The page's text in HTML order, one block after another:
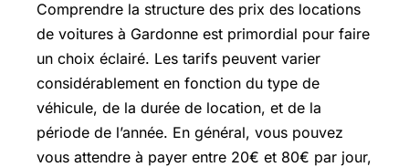
Comprendre la structure des prix des locations
de voitures à Gardonne est primordial pour faire
un choix éclairé. Les tarifs peuvent varier
considérablement en fonction du type de
véhicule, de la durée de location, et de la
période de l’année. En général, vous pouvez
vous attendre à payer entre 20€ et 80€ par jour,